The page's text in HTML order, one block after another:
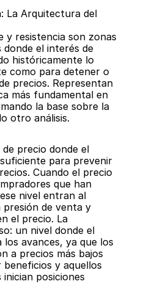
La Arquitectura del
y resistencia son zonas
donde el interés de
históricamente lo
como para detener o
precios. Representan
más fundamental en
la base sobre la
otro análisis.
precio donde el
para prevenir
Cuando el precio
que han
nivel entran al
presión de venta y
el precio. La
un nivel donde el
avances, ya que los
a precios más bajos
y aquellos
posiciones